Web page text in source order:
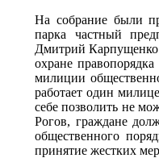
На собрание были
парка частный
Дмитрий
охране
милиции
работает один
себе позволить не
Рогов, граждане
общественного
принятие жестких